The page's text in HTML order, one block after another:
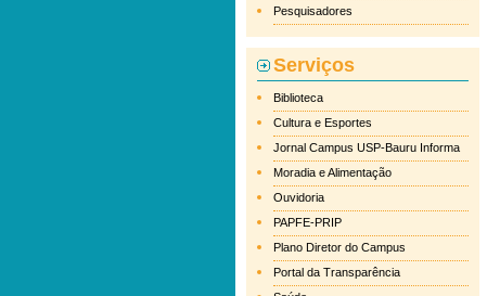
Pesquisadores
Serviços
Biblioteca
Cultura e Esportes
Jornal Campus USP-Bauru Informa
Moradia e Alimentação
Ouvidoria
PAPFE-PRIP
Plano Diretor do Campus
Portal da Transparência